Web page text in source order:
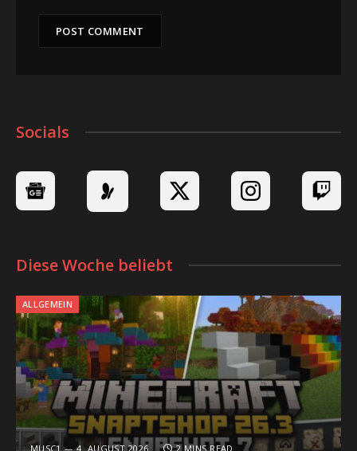
Socials
Diese Woche beliebt
ALLGEMEIN
MUSC1 4. AUGUST 2026 2 MINS READ